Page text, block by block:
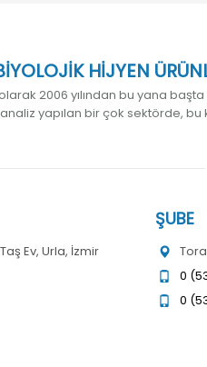
HİJYEN
2006 yılından bu yana
yapılan bir çok sektörde,
Ev, Urla, İzmir
ŞUBE
0
0